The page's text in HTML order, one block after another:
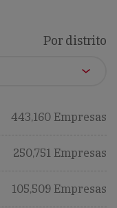
Por distrito
443,160 Empresas
250,751 Empresas
105,509 Empresas